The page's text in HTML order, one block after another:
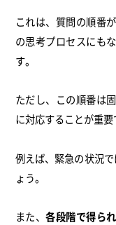
これは、質問の順番
の思考プロセスにも
す。
ただし、この順番は
に対応することが重要
例えば、緊急の状況
ょう。
また、各段階で得ら